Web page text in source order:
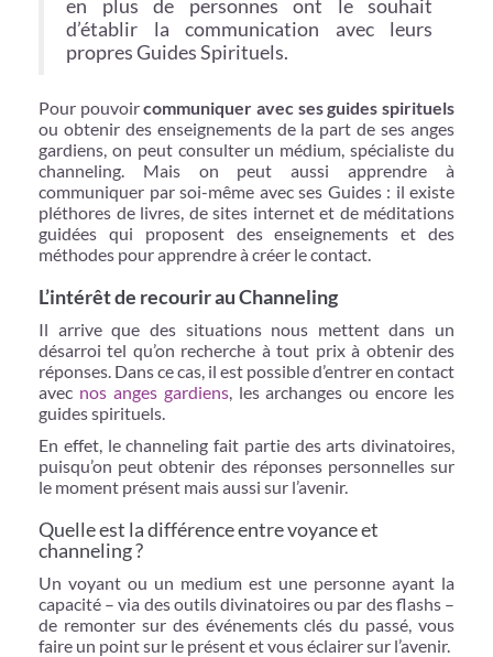
en plus de personnes ont le souhait
d’établir la communication avec leurs
propres Guides Spirituels.
Pour pouvoircommuniquer avec ses guides spirituels
ou obtenir des enseignements de la part de ses anges
gardiens, on peut consulter un médium, spécialiste du
channeling. Mais on peut aussi apprendre à
communiquer par soi-même avec ses Guides : il existe
pléthores de livres, de sites internet et de méditations
guidées qui proposent des enseignements et des
méthodes pour apprendre à créer le contact.
L’intérêt de recourir au Channeling
Il arrive que des situations nous mettent dans un
désarroi tel qu’on recherche à tout prix à obtenir des
réponses. Dans ce cas, il est possible d’entrer en contact
avec nos anges gardiens, les archanges ou encore les
guides spirituels.
En effet, le channeling fait partie des arts divinatoires,
puisqu’on peut obtenir des réponses personnelles sur
le moment présent mais aussi sur l’avenir.
Quelle est la différence entre voyance et
channeling ?
Un voyant ou un medium est une personne ayant la
capacité – via des outils divinatoires ou par des flashs –
de remonter sur des événements clés du passé, vous
faire un point sur le présent et vous éclairer sur l’avenir.